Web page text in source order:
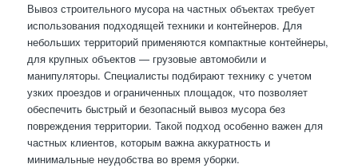
Вывоз строительного мусора на частных объектах требует
использования подходящей техники и контейнеров. Для
небольших территорий применяются компактные контейнеры,
для крупных объектов — грузовые автомобили и
манипуляторы. Специалисты подбирают технику с учетом
узких проездов и ограниченных площадок, что позволяет
обеспечить быстрый и безопасный вывоз мусора без
повреждения территории. Такой подход особенно важен для
частных клиентов, которым важна аккуратность и
минимальные неудобства во время уборки.